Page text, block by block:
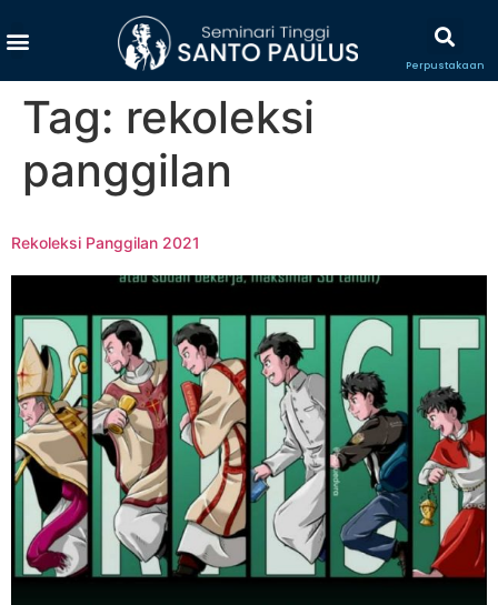
Perpustakaan
Tag: rekoleksi
panggilan
Rekoleksi Panggilan 2021